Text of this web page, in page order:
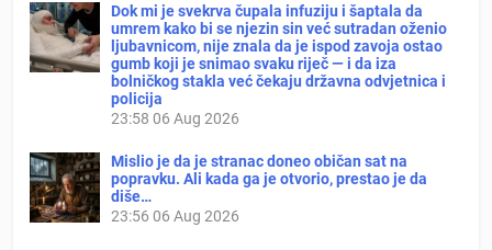
Dok mi je svekrva čupala infuziju i šaptala da
umrem kako bi se njezin sin već sutradan oženio
ljubavnicom, nije znala da je ispod zavoja ostao
gumb koji je snimao svaku riječ — i da iza
bolničkog stakla već čekaju državna odvjetnica i
policija
23:58 06 Aug 2026
Mislio je da je stranac doneo običan sat na
popravku. Ali kada ga je otvorio, prestao je da
diše…
23:56 06 Aug 2026